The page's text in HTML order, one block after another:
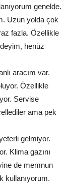
genelde.
Uzun yolda çok
fazla. Özellikle
henüz
aracım var.
Özellikle
Servise
ama pek
gelmiyor.
Klima gazını
de memnun
kullanıyorum.